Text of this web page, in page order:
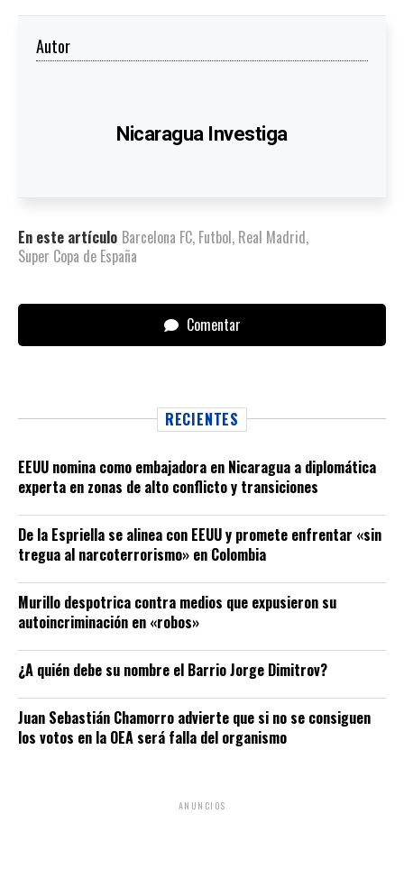
Autor
Nicaragua Investiga
En este artículo Barcelona FC, Futbol, Real Madrid,
Super Copa de España
Comentar
RECIENTES
EEUU nomina como embajadora en Nicaragua a diplomática
experta en zonas de alto conflicto y transiciones
De la Espriella se alinea con EEUU y promete enfrentar «sin
tregua al narcoterrorismo» en Colombia
Murillo despotrica contra medios que expusieron su
autoincriminación en «robos»
¿A quién debe su nombre el Barrio Jorge Dimitrov?
Juan Sebastián Chamorro advierte que si no se consiguen
los votos en la OEA será falla del organismo
ANUNCIOS